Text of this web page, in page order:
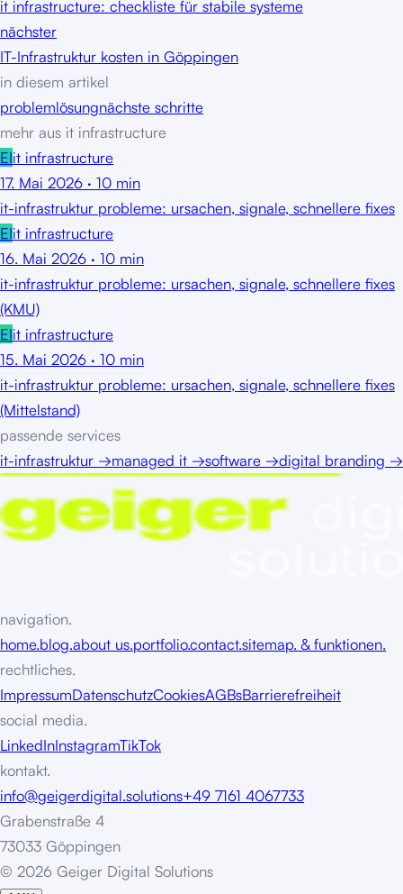
it infrastructure: checkliste für stabile systeme
nächster
IT-Infrastruktur kosten in Göppingen
in diesem artikel
problemlösungnächste schritte
mehr aus it infrastructure
EIit infrastructure
17. Mai 2026 · 10 min
it-infrastruktur probleme: ursachen, signale, schnellere fixes
EIit infrastructure
16. Mai 2026 · 10 min
it-infrastruktur probleme: ursachen, signale, schnellere fixes
(KMU)
EIit infrastructure
15. Mai 2026 · 10 min
it-infrastruktur probleme: ursachen, signale, schnellere fixes
(Mittelstand)
passende services
it-infrastruktur →managed it →software →digital branding →
navigation.
home.blog.about us.portfolio.contact.sitemap. & funktionen.
rechtliches.
ImpressumDatenschutzCookiesAGBsBarrierefreiheit
social media.
LinkedInInstagramTikTok
kontakt.
info@geigerdigital.solutions+49 7161 4067733
Grabenstraße 4
73033 Göppingen
© 2026 Geiger Digital Solutions